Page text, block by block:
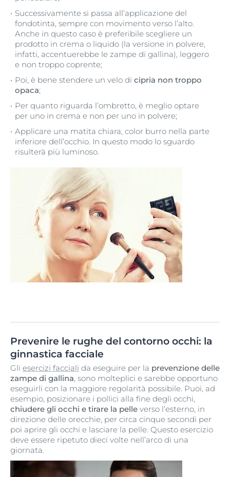
Successivamente si passa all’applicazione del
fondotinta, sempre con movimento verso l’alto.
Anche in questo caso è preferibile scegliere un
prodotto in crema o liquido (la versione in polvere,
infatti, accentuerebbe le zampe di gallina), leggero
e non troppo coprente;
Poi, è bene stendere un velo di cipria non troppo
opaca;
Per quanto riguarda l’ombretto, è meglio optare
per uno in crema e non per uno in polvere;
Applicare una matita chiara, color burro nella parte
inferiore dell’occhio. In questo modo lo sguardo
risulterà più luminoso.
Prevenire le rughe del contorno occhi: la
ginnastica facciale
Gli esercizi facciali da eseguire per la prevenzione delle
zampe di gallina, sono molteplici e sarebbe opportuno
eseguirli con la maggiore regolarità possibile. Puoi, ad
esempio, posizionare i pollici alla fine degli occhi,
chiudere gli occhi e tirare la pelle verso l’esterno, in
direzione delle orecchie, per circa cinque secondi per
poi aprire gli occhi e lasciare la pelle. Questo esercizio
deve essere ripetuto dieci volte nell’arco di una
giornata.